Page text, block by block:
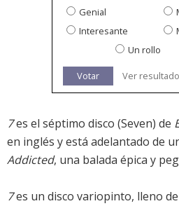
Genial
Interesante
Un rollo
Votar Ver
7es el séptimo disco (Seven) de
en inglés y está adelantado de
Addicted, una balada épica y
7es un disco variopinto, lleno